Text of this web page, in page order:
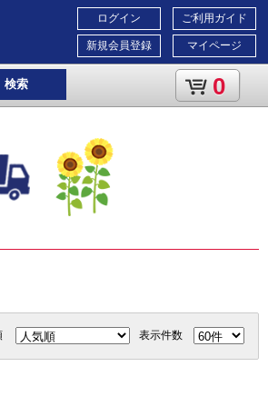
ご利用ガイド
マイページ
ログイン
新規会員登録
検索 0
表示件数